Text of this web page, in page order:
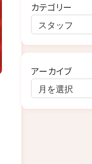
カテゴリー
アーカイブ